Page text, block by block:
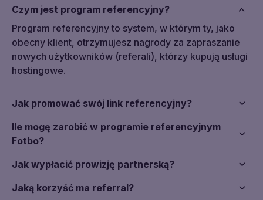
Czym jest program referencyjny?
Program referencyjny to system, w którym ty, jako
obecny klient, otrzymujesz nagrody za zapraszanie
nowych użytkowników (referali), którzy kupują usługi
hostingowe.
Jak promować swój link referencyjny?
To zależy, gdzie go udostępnisz: w mediach
społecznościowych, komunikatorach, na własnej
link wyglądał naturalnie i dawał wartość odbiorcom.
Ile mogę zarobić w programie referencyjnym
Fotbo?
Kiedy twój zaproszony użytkownik będzie aktywny
przez 20 dni i wyda 5 €, otrzymasz 3 € na swoje
konto. Możesz zapraszać nieograniczoną liczbę osób
Jak wypłacić prowizję partnerską?
Możesz wykorzystać środki na opłacenie usług.
Wypłata do zewnętrznych systemów płatności (np.
Jaką korzyść ma referral?